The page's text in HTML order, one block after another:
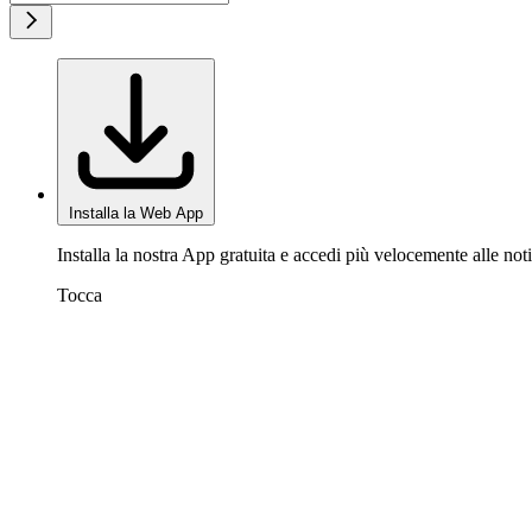
Installa la Web App
Installa la nostra App gratuita e accedi più velocemente alle
Tocca